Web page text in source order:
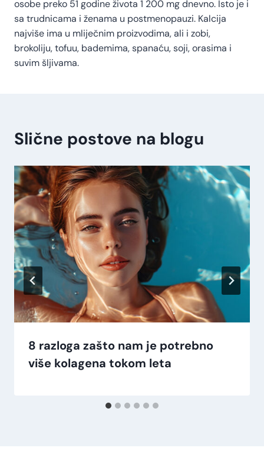
osobe preko 51 godine života 1 200 mg dnevno. Isto je i
sa trudnicama i ženama u postmenopauzi. Kalcija
najviše ima u mliječnim proizvodima, ali i zobi,
brokoliju, tofuu, bademima, spanaću, soji, orasima i
suvim šljivama.
Slične postove na blogu
8 razloga zašto nam je potrebno
više kolagena tokom leta